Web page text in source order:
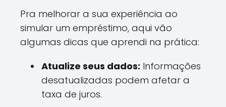
Pra melhorar a sua experiência ao
simular um empréstimo, aqui vão
algumas dicas que aprendi na prática:
Atualize seus dados: Informações
desatualizadas podem afetar a
taxa de juros.